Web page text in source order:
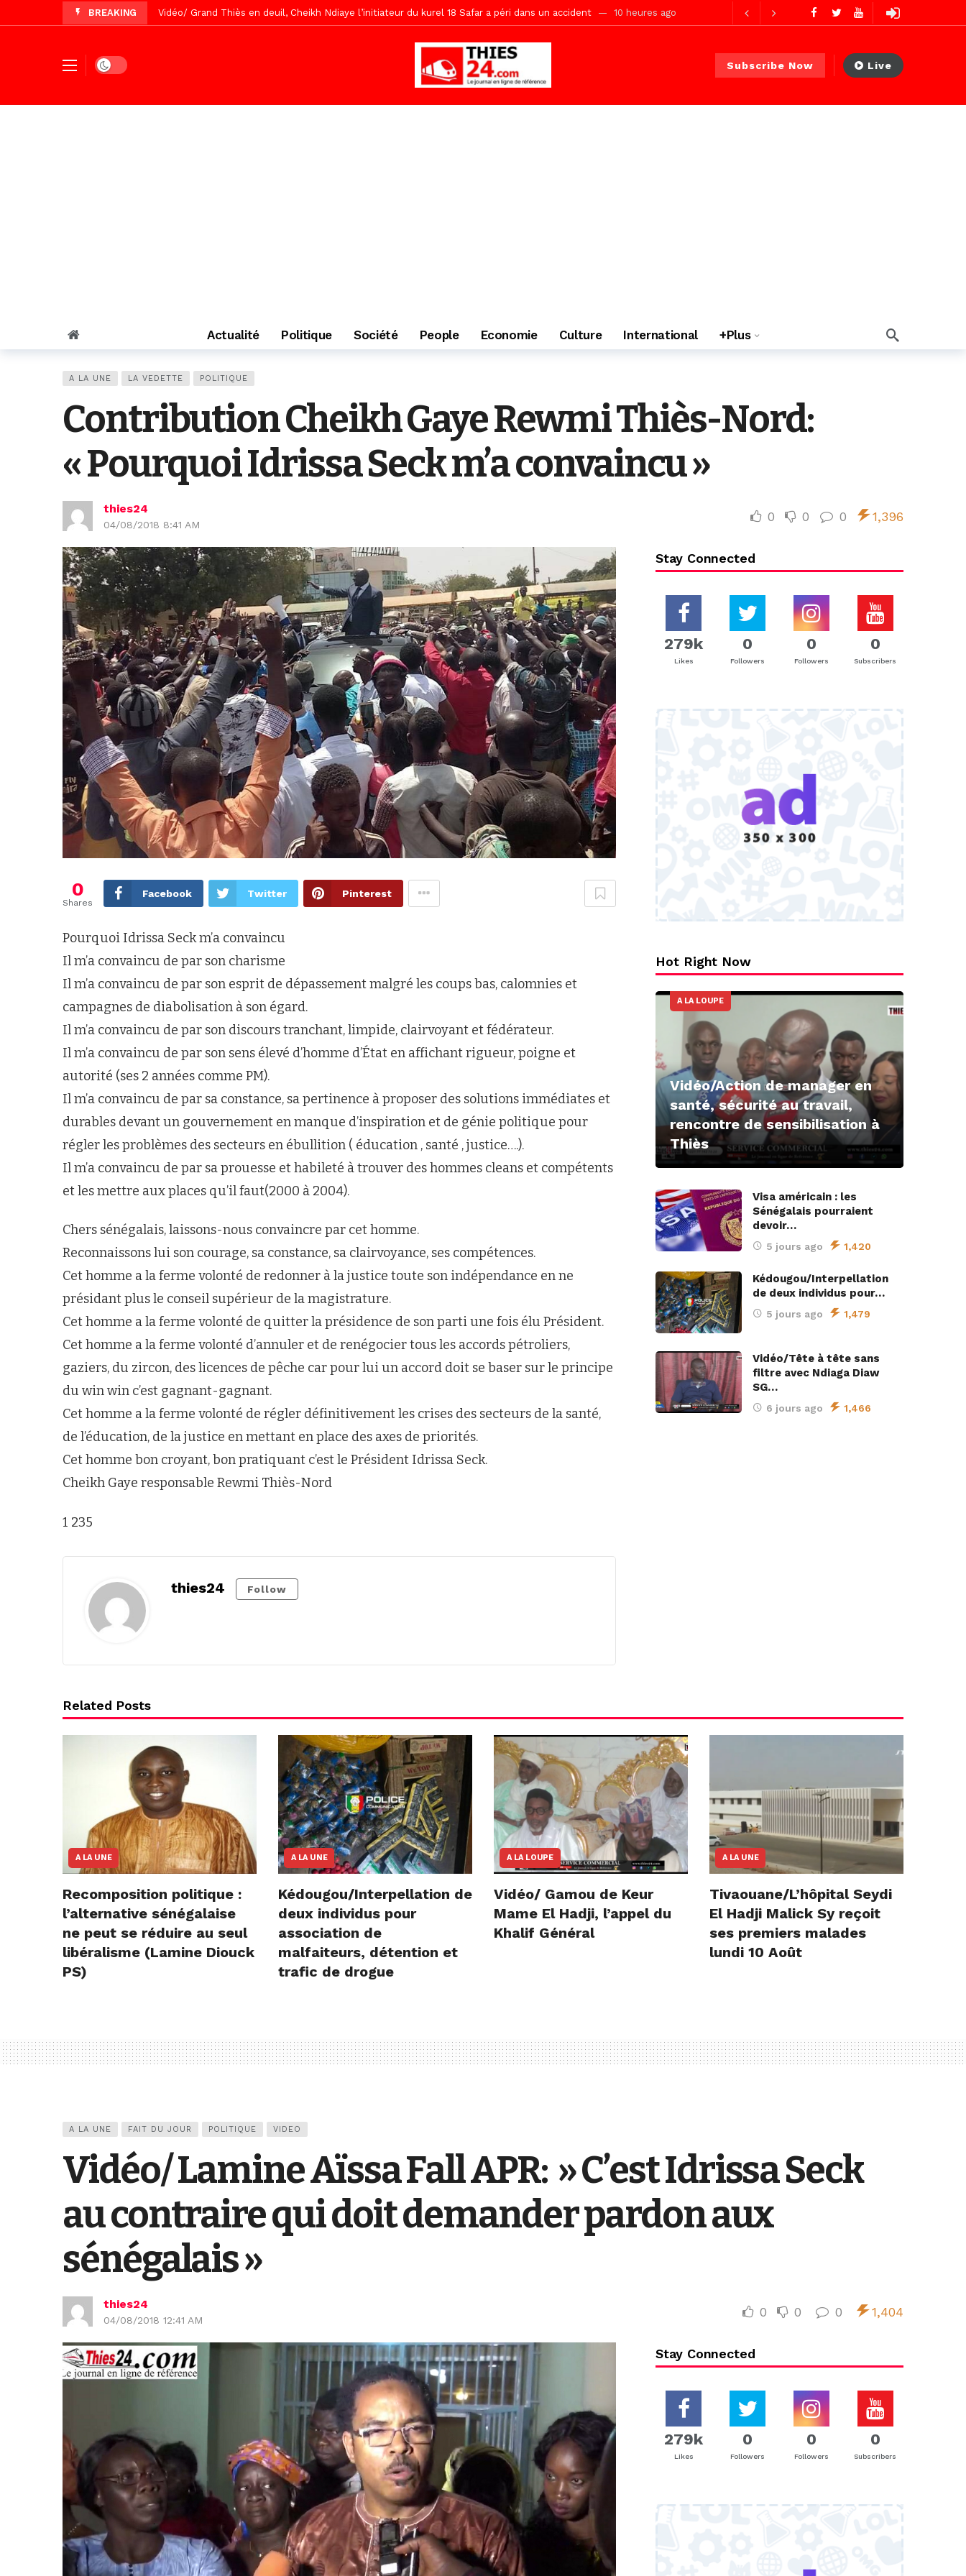
BREAKING Vidéo/ Grand Thiès en deuil, Cheikh Ndiaye l’initiateur du kurel 18 Safar a péri dans un accident 10 heures ago
Vidéo/Magal Serigne Abdoulaye Yakhine, le Comité d’organisation dévoile ses priorités
Vidéo/Chérif Nehma Aïdara Diamaguène Nimzath Thiès, mesures annoncées pour une réussite
Tivaouane/L’hôpital Seydi El Hadji Malick Sy reçoit ses premiers malades lundi 10 Août 1 jour ago
Dark mode Subscribe Now Live
Actualité Politique Société People Economie Culture International +Plus
A LA UNE LA VEDETTE POLITIQUE
Contribution Cheikh Gaye Rewmi Thiès-Nord:
« Pourquoi Idrissa Seck m’a convaincu »
thies24
04/08/2018 8:41 AM
0 0 0 1,396
0
Shares
Facebook Twitter Pinterest
Pourquoi Idrissa Seck m’a convaincu
Il m’a convaincu de par son charisme
Il m’a convaincu de par son esprit de dépassement malgré les coups bas, calomnies et
campagnes de diabolisation à son égard.
Il m’a convaincu de par son discours tranchant, limpide, clairvoyant et fédérateur.
Il m’a convaincu de par son sens élevé d’homme d’État en affichant rigueur, poigne et
autorité (ses 2 années comme PM).
Il m’a convaincu de par sa constance, sa pertinence à proposer des solutions immédiates et
durables devant un gouvernement en manque d’inspiration et de génie politique pour
régler les problèmes des secteurs en ébullition ( éducation , santé , justice….).
Il m’a convaincu de par sa prouesse et habileté à trouver des hommes cleans et compétents
et les mettre aux places qu’il faut(2000 à 2004).
Chers sénégalais, laissons-nous convaincre par cet homme.
Reconnaissons lui son courage, sa constance, sa clairvoyance, ses compétences.
Cet homme a la ferme volonté de redonner à la justice toute son indépendance en ne
présidant plus le conseil supérieur de la magistrature.
Cet homme a la ferme volonté de quitter la présidence de son parti une fois élu Président.
Cet homme a la ferme volonté d’annuler et de renégocier tous les accords pétroliers,
gaziers, du zircon, des licences de pêche car pour lui un accord doit se baser sur le principe
du win win c’est gagnant-gagnant.
Cet homme a la ferme volonté de régler définitivement les crises des secteurs de la santé,
de l’éducation, de la justice en mettant en place des axes de priorités.
Cet homme bon croyant, bon pratiquant c’est le Président Idrissa Seck.
Cheikh Gaye responsable Rewmi Thiès-Nord
1 235
thies24 Follow
Stay Connected
279k
Likes
0
Followers
0
Followers
0
Subscribers
Hot Right Now
A LA LOUPE
Vidéo/Action de manager en
santé, sécurité au travail,
rencontre de sensibilisation à
Thiès
Visa américain : les
Sénégalais pourraient
devoir…
5 jours ago 1,420
Kédougou/Interpellation
de deux individus pour…
5 jours ago 1,479
Vidéo/Tête à tête sans
filtre avec Ndiaga Diaw
SG…
6 jours ago 1,466
Related Posts
A LA UNE
Recomposition politique :
l’alternative sénégalaise
ne peut se réduire au seul
libéralisme (Lamine Diouck
PS)
A LA UNE
Kédougou/Interpellation de
deux individus pour
association de
malfaiteurs, détention et
trafic de drogue
A LA LOUPE
Vidéo/ Gamou de Keur
Mame El Hadji, l’appel du
Khalif Général
A LA UNE
Tivaouane/L’hôpital Seydi
El Hadji Malick Sy reçoit
ses premiers malades
lundi 10 Août
A LA UNE FAIT DU JOUR POLITIQUE VIDEO
Vidéo/ Lamine Aïssa Fall APR: » C’est Idrissa Seck
au contraire qui doit demander pardon aux
sénégalais »
thies24
04/08/2018 12:41 AM
0 0 0 1,404
Stay Connected
279k
Likes
0
Followers
0
Followers
0
Subscribers